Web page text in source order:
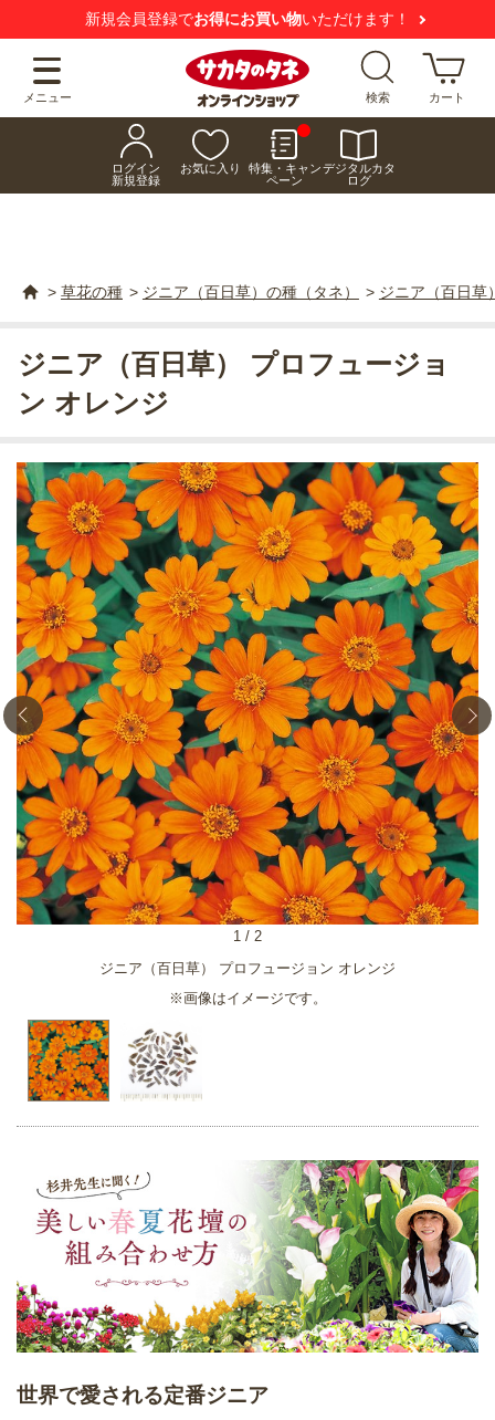
新規会員登録でお得にお買い物いただけます！
メニュー 検索 カート
ログイン
新規登録
お気に入り
特集・キャン
ペーン
デジタルカタ
ログ
> 草花の種 > ジニア（百日草）の種（タネ） > ジニア（百日草
ジニア（百日草） プロフュージョン オレンジ
※画像はイメージです。
1 / 2
ジニア（百日草） プロフュージョ
ン オレンジ
世界で愛される定番ジニア